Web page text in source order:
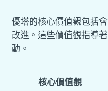
優塔的核心價值觀包括
改進。這些價值觀指導
動。
核心價值觀